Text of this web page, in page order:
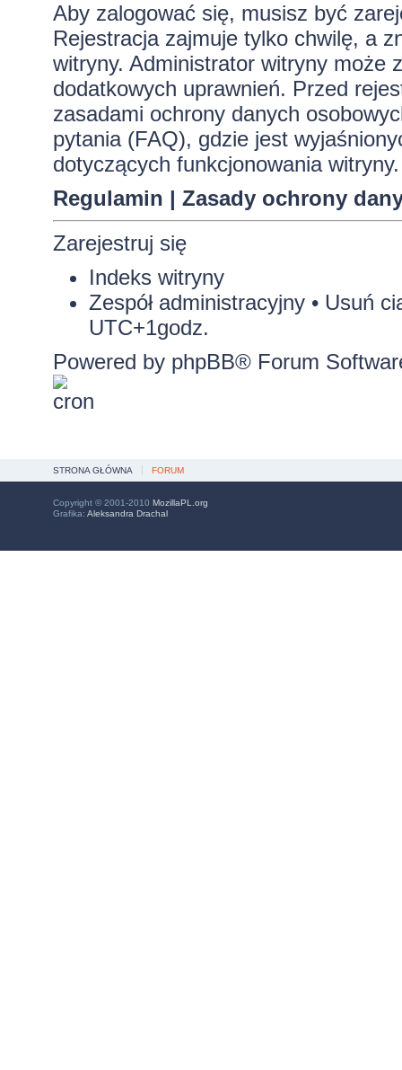
Aby zalogować się, musisz być
Rejestracja zajmuje tylko chwilę, a
witryny. Administrator witryny może
dodatkowych uprawnień. Przed
zasadami ochrony danych
pytania (FAQ), gdzie jest
dotyczących funkcjonowania witryny.
Regulamin | Zasady ochrony
Zarejestruj się
Indeks witryny
Zespół administracyjny• Usuń
UTC+1godz.
Powered by phpBB® Forum
STRONA GŁÓWNA FORUM
Copyright © 2001-2010 MozillaPL.org
Grafika: Aleksandra Drachal